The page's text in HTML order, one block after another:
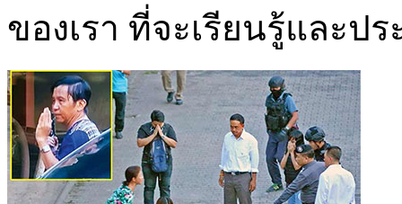
ของเรา ที่จะเรียนรู้และป